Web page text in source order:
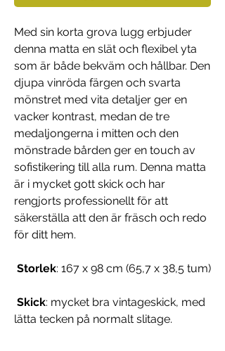
Med sin korta grova lugg erbjuder
denna matta en slät och flexibel yta
som är både bekväm och hållbar. Den
djupa vinröda färgen och svarta
mönstret med vita detaljer ger en
vacker kontrast, medan de tre
medaljongerna i mitten och den
mönstrade bården ger en touch av
sofistikering till alla rum. Denna matta
är i mycket gott skick och har
rengjorts professionellt för att
säkerställa att den är fräsch och redo
för ditt hem.
Storlek: 167 x 98 cm (65,7 x 38,5 tum)
Skick: mycket bra vintageskick, med
lätta tecken på normalt slitage.